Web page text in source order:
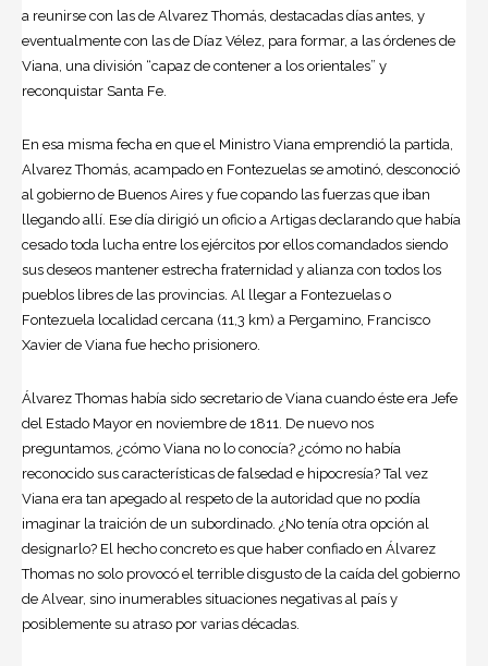
a reunirse con las de Alvarez Thomás, destacadas días antes, y
eventualmente con las de Díaz Vélez, para formar, a las órdenes de
Viana, una división “capaz de contener a los orientales” y
reconquistar Santa Fe.
En esa misma fecha en que el Ministro Viana emprendió la partida,
Alvarez Thomás, acampado en Fontezuelas se amotinó, desconoció
al gobierno de Buenos Aires y fue copando las fuerzas que iban
llegando allí. Ese día dirigió un oficio a Artigas declarando que había
cesado toda lucha entre los ejércitos por ellos comandados siendo
sus deseos mantener estrecha fraternidad y alianza con todos los
pueblos libres de las provincias. Al llegar a Fontezuelas o
Fontezuela localidad cercana (11,3 km) a Pergamino, Francisco
Xavier de Viana fue hecho prisionero.
Álvarez Thomas había sido secretario de Viana cuando éste era Jefe
del Estado Mayor en noviembre de 1811. De nuevo nos
preguntamos, ¿cómo Viana no lo conocía? ¿cómo no había
reconocido sus características de falsedad e hipocresía? Tal vez
Viana era tan apegado al respeto de la autoridad que no podía
imaginar la traición de un subordinado. ¿No tenía otra opción al
designarlo? El hecho concreto es que haber confiado en Álvarez
Thomas no solo provocó el terrible disgusto de la caída del gobierno
de Alvear, sino inumerables situaciones negativas al país y
posiblemente su atraso por varias décadas.